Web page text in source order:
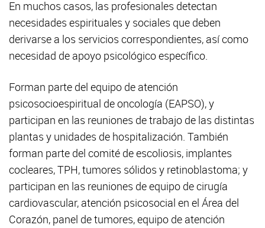
En muchos casos, las profesionales detectan
necesidades espirituales y sociales que deben
derivarse a los servicios correspondientes, así como
necesidad de apoyo psicológico específico.
Forman parte del equipo de atención
psicosocioespiritual de oncología (EAPSO), y
participan en las reuniones de trabajo de las distintas
plantas y unidades de hospitalización. También
forman parte del comité de escoliosis, implantes
cocleares, TPH, tumores sólidos y retinoblastoma; y
participan en las reuniones de equipo de cirugía
cardiovascular, atención psicosocial en el Área del
Corazón, panel de tumores, equipo de atención